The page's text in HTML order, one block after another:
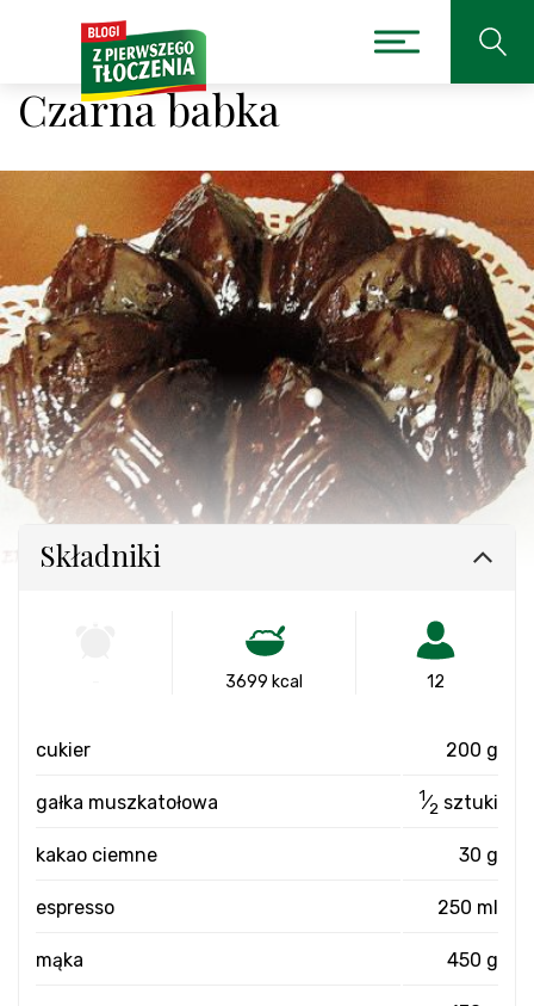
Czarna babka
Składniki
3699 kcal 12
cukier 200 g
gałka muszkatołowa 1⁄2 sztuki
kakao ciemne 30 g
espresso 250 ml
mąka 450 g